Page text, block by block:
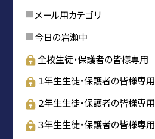
メール用カテゴリ
今日の岩瀬中
全校生徒・保護者の皆様専用
１年生生徒・保護者の皆様専用
２年生生徒・保護者の皆様専用
３年生生徒・保護者の皆様専用